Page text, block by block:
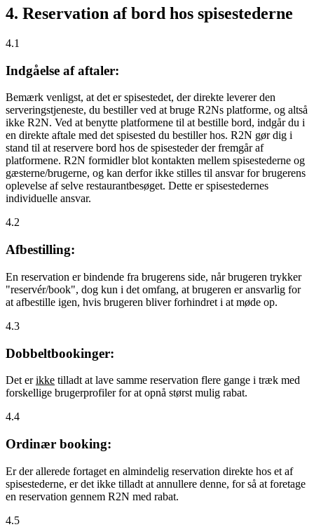
4. Reservation af bord hos spisestederne
4.1
Indgåelse af aftaler:
Bemærk venligst, at det er spisestedet, der direkte leverer den
serveringstjeneste, du bestiller ved at bruge R2Ns platforme, og altså
ikke R2N. Ved at benytte platformene til at bestille bord, indgår du i
en direkte aftale med det spisested du bestiller hos. R2N gør dig i
stand til at reservere bord hos de spisesteder der fremgår af
platformene. R2N formidler blot kontakten mellem spisestederne og
gæsterne/brugerne, og kan derfor ikke stilles til ansvar for brugerens
oplevelse af selve restaurantbesøget. Dette er spisestedernes
individuelle ansvar.
4.2
Afbestilling:
En reservation er bindende fra brugerens side, når brugeren trykker
"reservér/book", dog kun i det omfang, at brugeren er ansvarlig for
at afbestille igen, hvis brugeren bliver forhindret i at møde op.
4.3
Dobbeltbookinger:
Det erikke tilladt at lave samme reservation flere gange i træk med
forskellige brugerprofiler for at opnå størst mulig rabat.
4.4
Ordinær booking:
Er der allerede fortaget en almindelig reservation direkte hos et af
spisestederne, er det ikke tilladt at annullere denne, for så at foretage
en reservation gennem R2N med rabat.
4.5